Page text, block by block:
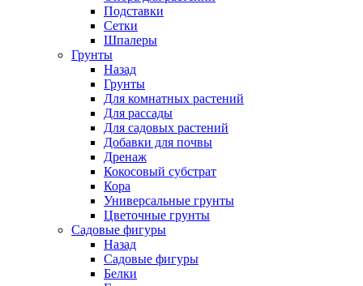
Подставки
Сетки
Шпалеры
Грунты
Назад
Грунты
Для комнатных растений
Для рассады
Для садовых растений
Добавки для почвы
Дренаж
Кокосовый субстрат
Кора
Универсальные грунты
Цветочные грунты
Садовые фигуры
Назад
Садовые фигуры
Белки